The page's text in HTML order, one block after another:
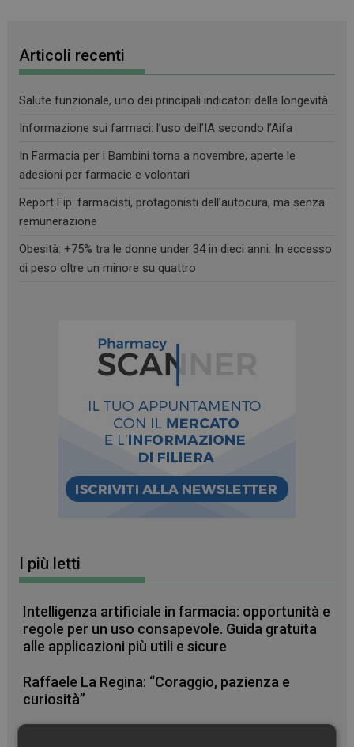
Articoli recenti
Salute funzionale, uno dei principali indicatori della longevità
Informazione sui farmaci: l’uso dell’IA secondo l’Aifa
In Farmacia per i Bambini torna a novembre, aperte le
adesioni per farmacie e volontari
Report Fip: farmacisti, protagonisti dell’autocura, ma senza
remunerazione
Obesità: +75% tra le donne under 34 in dieci anni. In eccesso
di peso oltre un minore su quattro
I più letti
Intelligenza artificiale in farmacia: opportunità e
regole per un uso consapevole. Guida gratuita
alle applicazioni più utili e sicure
Raffaele La Regina: “Coraggio, pazienza e
curiosità”